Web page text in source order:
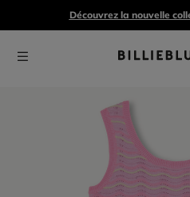
Découvrez la nouvelle